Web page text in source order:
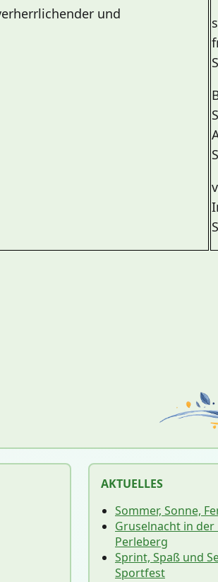
und
AKTUELLES
Sommer, Sonne,
Gruselnacht in
Perleberg
Sprint, Spaß und
Sportfest